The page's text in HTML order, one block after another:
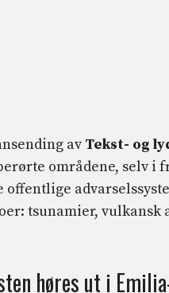
av Tekst- og
områdene, selv i
tsunamier, vulkansk
høres ut i